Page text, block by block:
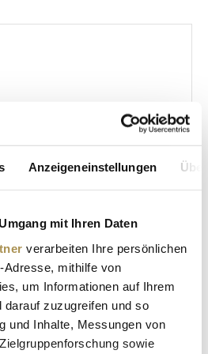
Anzeigeneinstellungen
mit Ihren Daten
verarbeiten Ihre persönlichen
Adresse, mithilfe von
um Informationen auf Ihrem
zuzugreifen und so
und Inhalte, Messungen von
sowie
*
ABSENDEN